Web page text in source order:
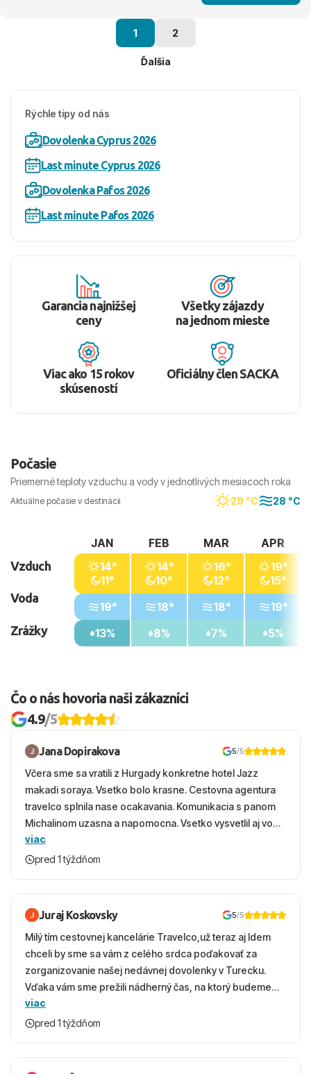
1 2
Ďalšia
Rýchle tipy od nás
Dovolenka Cyprus 2026
Last minute Cyprus 2026
Dovolenka Pafos 2026
Last minute Pafos 2026
Garancia najnižšej
ceny
Všetky zájazdy
na jednom mieste
Viac ako 15 rokov
skúseností
Oficiálny člen SACKA
Počasie
Priemerné teploty vzduchu a vody v jednotlivých mesiacoch roka
Aktuálne počasie v destinácii 29 °C 28 °C
Vzduch
Voda
Zrážky
JAN
14°
11°
19°
13%
FEB
14°
10°
18°
8%
MAR
16°
12°
18°
7%
APR
19°
15°
19°
5%
Čo o nás hovoria naši zákazníci
4.9/5
Jana Dopirakova 5/5
Včera sme sa vratili z Hurgady konkretne hotel Jazz
makadi soraya. Vsetko bolo krasne. Cestovna agentura
travelco splnila nase ocakavania. Komunikacia s panom
Michalinom uzasna a napomocna. Vsetko vysvetlil aj vo
vecernych hodinach zaco sa ospravedlnujem. Hotel
krasny, cisty. Sluzby top. Strava, prostredie, more,
viac
pred 1 týždňom
Juraj Koskovsky 5/5
Milý tím cestovnej kancelárie Travelco,už teraz aj Idem
chceli by sme sa vám z celého srdca poďakovať za
zorganizovanie našej nedávnej dovolenky v Turecku.
Vďaka vám sme prežili nádherný čas, na ktorý budeme
ešte dlho s úsmevom spomínať. ​Všetko prebehlo
absolútne hladko – od prvotného výberu zájazdu, cez
bola to trefa do čierneho! ​Čo nás dostalo najviac: ​Skvelé
viac
pred 1 týždňom